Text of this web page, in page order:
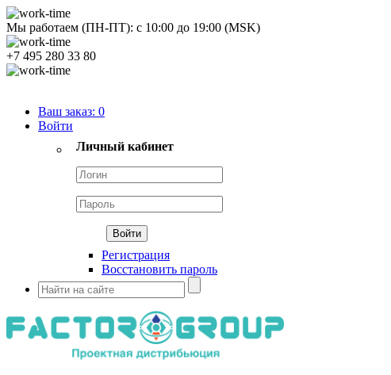
Мы работаем (ПН-ПТ): с 10:00 до 19:00 (MSK)
+7 495 280 33 80
Ваш заказ: 0
Войти
Личный кабинет
Регистрация
Восстановить пароль